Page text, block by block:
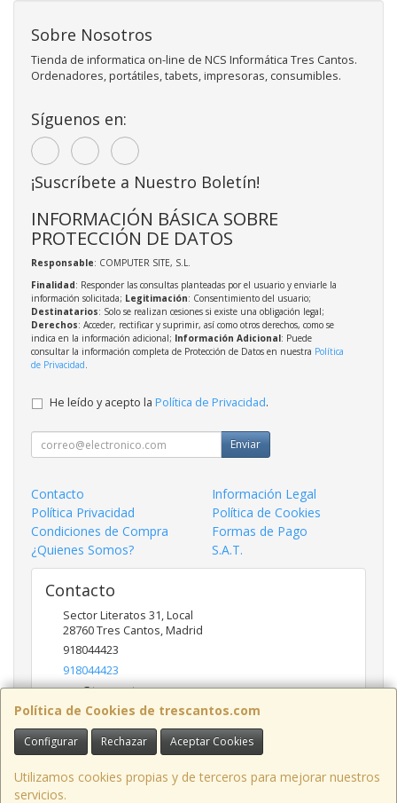
Política de Cookies de trescantos.com
Configurar Rechazar Aceptar Cookies
Utilizamos cookies propias y de terceros para mejorar nuestros
servicios.
Sobre Nosotros
Tienda de informatica on-line de NCS Informática Tres Cantos.
Ordenadores, portátiles, tabets, impresoras, consumibles.
Síguenos en:
¡Suscríbete a Nuestro Boletín!
INFORMACIÓN BÁSICA SOBRE
PROTECCIÓN DE DATOS
Responsable: COMPUTER SITE, S.L.
Finalidad: Responder las consultas planteadas por el usuario y enviarle la
información solicitada; Legitimación: Consentimiento del usuario;
Destinatarios: Solo se realizan cesiones si existe una obligación legal;
Derechos: Acceder, rectificar y suprimir, así como otros derechos, como se
indica en la información adicional; Información Adicional: Puede
consultar la información completa de Protección de Datos en nuestra Política
de Privacidad.
He leído y acepto la Política de Privacidad.
Enviar
Contacto
Información Legal
Política Privacidad
Política de Cookies
Condiciones de Compra
Formas de Pago
¿Quienes Somos?
S.A.T.
Contacto
Sector Literatos 31, Local
28760Tres Cantos,Madrid
918044423
918044423
ncs@trescantos.com
Horario
Lunes a Viernes 9:30 a 14:00 - 15:30 a 19:00